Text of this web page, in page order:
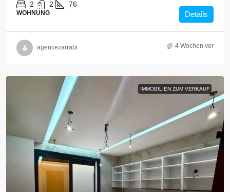
2 2 76
WOHNUNG Details
agencezarrabi 4 Wochen vor
IMMOBILIEN ZUM VERKAUF